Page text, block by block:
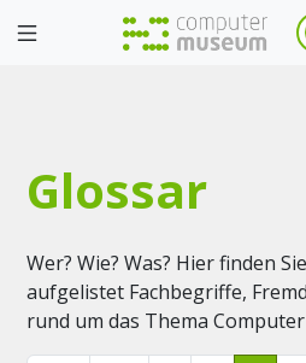
Glossar
Wer? Wie? Was? Hier finden
aufgelistet Fachbegriffe,
rund um das Thema